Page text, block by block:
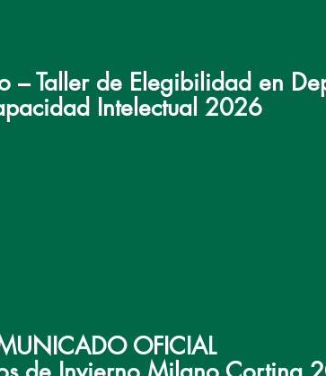
– Taller de Elegibilidad en
Intelectual 2026
OFICIAL